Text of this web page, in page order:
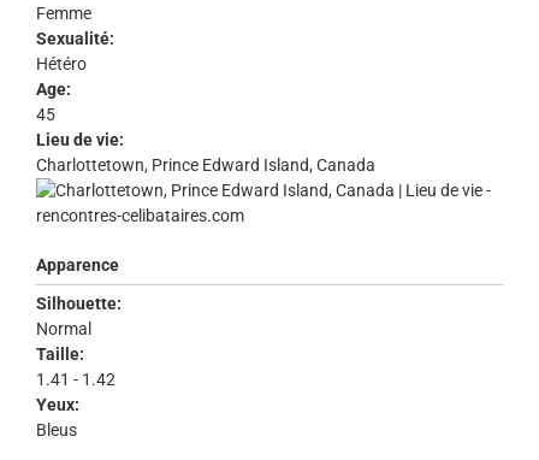
Femme
Sexualité:
Hétéro
Age:
45
Lieu de vie:
Charlottetown, Prince Edward Island, Canada
Apparence
Silhouette:
Normal
Taille:
1.41 - 1.42
Yeux:
Bleus